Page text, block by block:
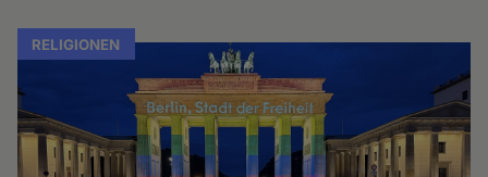
RELIGIONEN